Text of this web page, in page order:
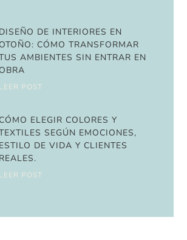
DISEÑO DE INTERIORES EN
OTOÑO: CÓMO TRANSFORMAR
AMBIENTES SIN ENTRAR EN
OBRA
LEER POST
CÓMO ELEGIR COLORES Y
SEGÚN EMOCIONES,
ESTILO DE VIDA Y CLIENTES
REALES.
LEER POST